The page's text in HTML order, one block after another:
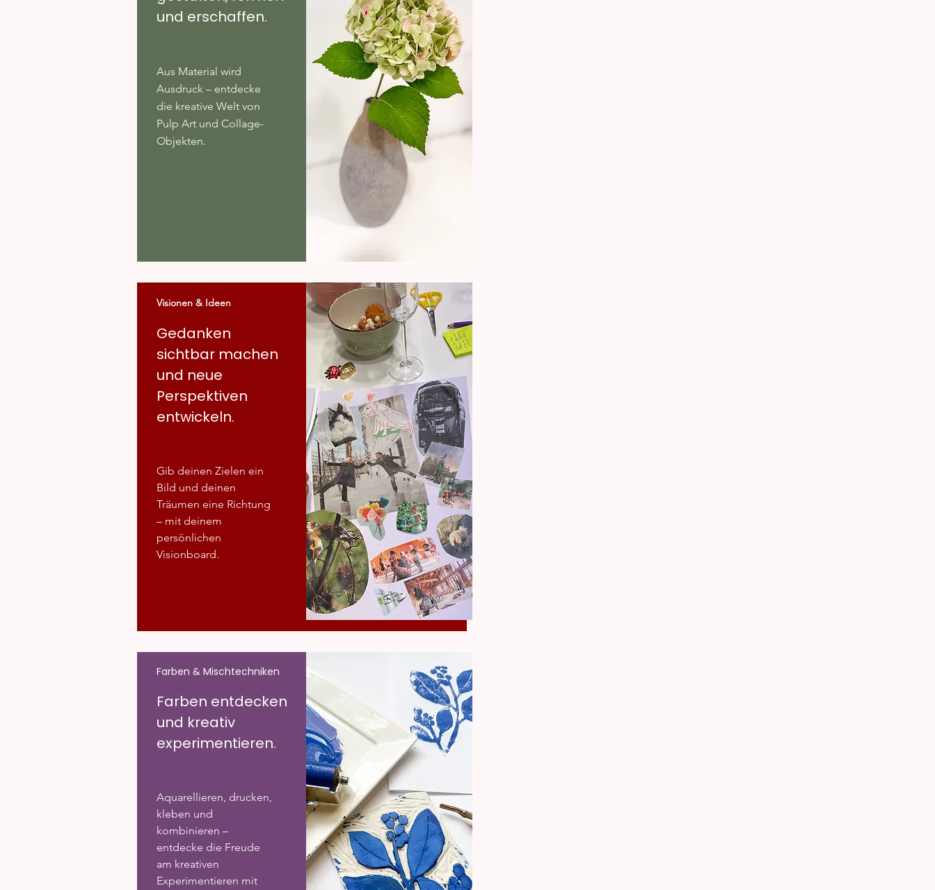
und erschaffen.
Aus Material wird
Ausdruck – entdecke
die kreative Welt von
Pulp Art und Collage-
Objekten.
Visionen & Ideen
Gedanken
sichtbar machen
und neue
Perspektiven
entwickeln.
Gib deinen Zielen ein
Bild und deinen
Träumen eine Richtung
– mit deinem
persönlichen
Visionboard.​
Farben & Mischtechniken
Farben entdecken
und kreativ
experimentieren.
Aquarellieren, drucken,
kleben und
kombinieren –
entdecke die Freude
am kreativen
Experimentieren mit